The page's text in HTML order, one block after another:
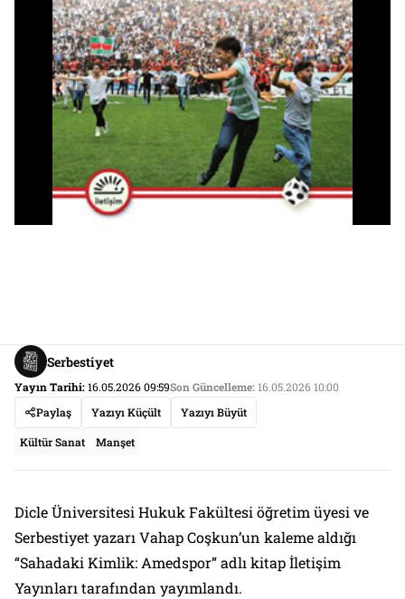
Serbestiyet
Yayın Tarihi:16.05.2026 09:59Son Güncelleme:16.05.2026 10:00
Paylaş
Yazıyı Küçült Yazıyı Büyüt
Kültür Sanat Manşet
Dicle Üniversitesi Hukuk Fakültesi öğretim üyesi ve
Serbestiyet yazarı Vahap Coşkun’un kaleme aldığı
“Sahadaki Kimlik: Amedspor” adlı kitap İletişim
Yayınları tarafından yayımlandı.